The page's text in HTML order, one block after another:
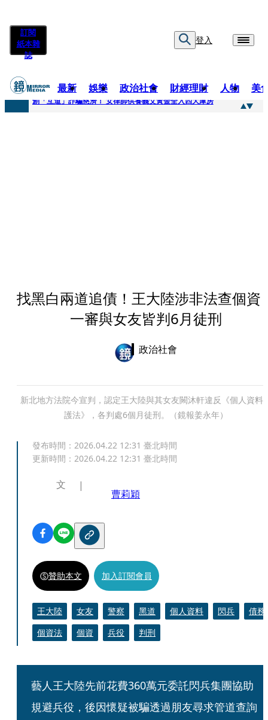
訂閱
紙本雜
誌
登入
最新 娛樂 政治社會 財經理財 人物 美
快訊
創「互道」詐騙慈濟！ 女律師供養義父黃金全入四大庫房
找黑白兩道追債！王大陸涉非法查個
一審與女友皆判6月徒刑
政治社會
新北地方法院今宣判，認定王大陸與其女友闕沐軒違反《個人資料
護法》，各判處6個月徒刑。（鏡報姜永年）
發布時間： 2026.04.22 12:31 臺北時間
更新時間： 2026.04.22 12:31 臺北時間
文
曹莉穎
贊助本文 加入訂閱會員
王大陸 女友 警察 黑道 個人資料 閃兵
債務
個資法
個資 兵役 判刑
藝人王大陸先前花費360萬元委託閃兵集團協助
規避兵役，後因懷疑被騙透過朋友尋求管道查詢